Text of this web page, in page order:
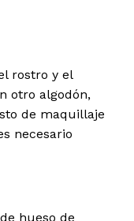
rostro y el
otro algodón,
de maquillaje
necesario
hueso de